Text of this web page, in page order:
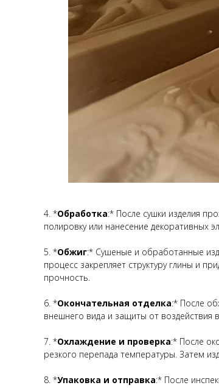
4. *Обработка:* После сушки изделия
полировку или нанесение декоративных
5. *Обжиг:* Сушеные и обработанные
процесс закрепляет структуру глины и
прочность.
6. *Окончательная отделка:* После
внешнего вида и защиты от воздействия
7. *Охлаждение и проверка:* После
резкого перепада температуры. Затем
8. *Упаковка и отправка:* После